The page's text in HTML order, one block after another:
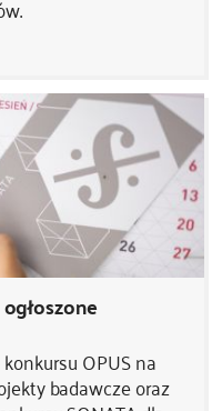
OPUS na
badawcze oraz